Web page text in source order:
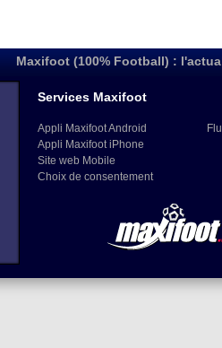
Maxifoot (100% Football) :
Services Maxifoot
Appli Maxifoot Android
Appli Maxifoot iPhone
Site web Mobile
Choix de consentement